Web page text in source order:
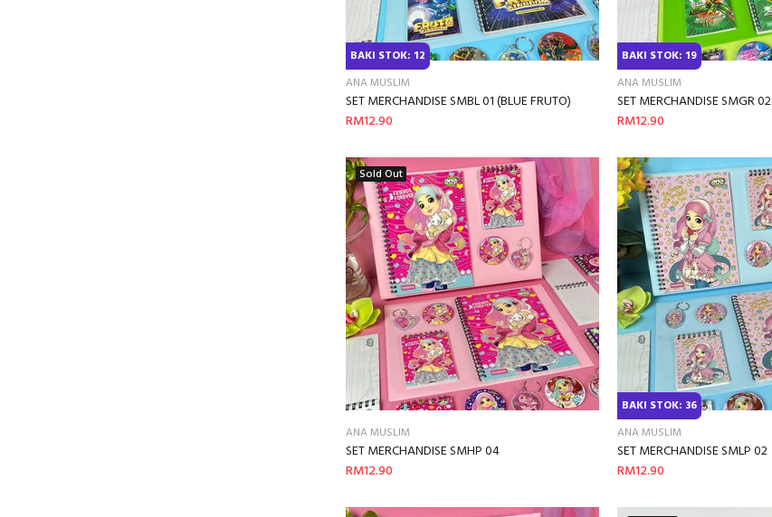
BAKI STOK: 12
ANA MUSLIM
SET MERCHANDISE SMBL 01 (BLUE FRUTO)
RM12.90
BAKI STOK: 19
ANA MUSLIM
SET MERCHANDISE SMGR 02
RM12.90
Sold Out
ANA MUSLIM
SET MERCHANDISE SMHP 04
RM12.90
BAKI STOK: 36
ANA MUSLIM
SET MERCHANDISE SMLP 02
RM12.90